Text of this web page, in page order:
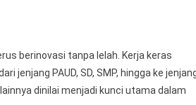
berinovasi tanpa lelah. Kerja keras
jenjang PAUD, SD, SMP, hingga ke
dinilai menjadi kunci utama dalam